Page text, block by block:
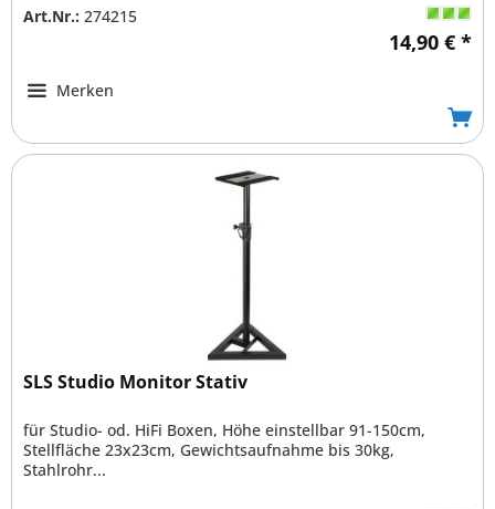
Art.Nr.: 274215
14,90 € *
Merken
SLS Studio Monitor Stativ
für Studio- od. HiFi Boxen, Höhe einstellbar 91-150cm,
Stellfläche 23x23cm, Gewichtsaufnahme bis 30kg,
Stahlrohr...